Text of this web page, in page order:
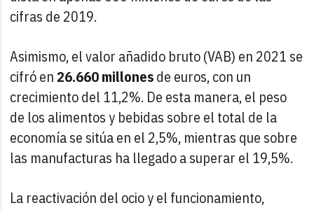
cifras de 2019.
Asimismo, el valor añadido bruto (VAB) en 2021 se
cifró en26.660 millonesde euros, con un
crecimiento del 11,2%. De esta manera, el peso
de los alimentos y bebidas sobre el total de la
economía se sitúa en el 2,5%, mientras que sobre
las manufacturas ha llegado a superar el 19,5%.
La reactivación del ocio y el funcionamiento,